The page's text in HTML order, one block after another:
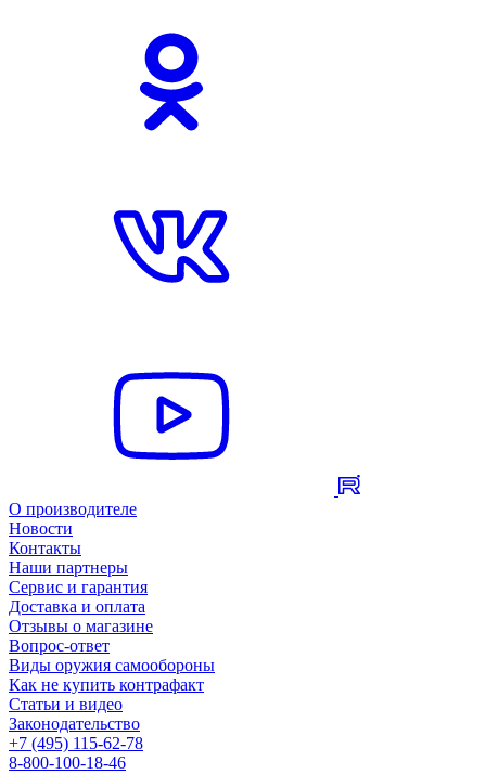
О производителе
Новости
Контакты
Наши партнеры
Сервис и гарантия
Доставка и оплата
Отзывы о магазине
Вопрос-ответ
Виды оружия самообороны
Как не купить контрафакт
Статьи и видео
Законодательство
+7 (495) 115-62-78
8-800-100-18-46